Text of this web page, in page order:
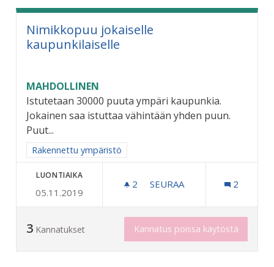
Nimikkopuu jokaiselle
kaupunkilaiselle
MAHDOLLINEN
Istutetaan 30000 puuta ympäri kaupunkia.
Jokainen saa istuttaa vähintään yhden puun.
Puut...
Rajaa tulokset aihepiirin mukaan: Rakennettu ympäristö
Rakennettu ympäristö
LUONTIAIKA
05.11.2019
2 2 SEURAAJAA
SEURAA 2
3 Kannatukset Kannatus poissa käytöstä